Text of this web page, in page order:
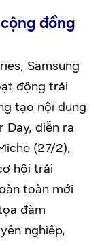
đồng
Samsung
động trải
tạo nội dung
Day, diễn ra
(27/2),
hội trải
toàn mới
đàm
nghiệp,